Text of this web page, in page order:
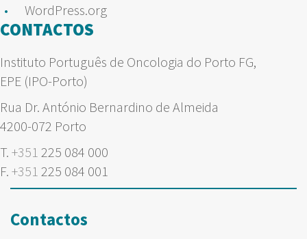
WordPress.org
CONTACTOS
Instituto Português de Oncologia do Porto FG,
EPE (IPO-Porto)
Rua Dr. António Bernardino de Almeida
4200-072 Porto
T. +351 225 084 000
F. +351 225 084 001
Contactos